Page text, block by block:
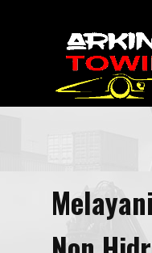
Jasa Layanan
Towing
Kontak Kami